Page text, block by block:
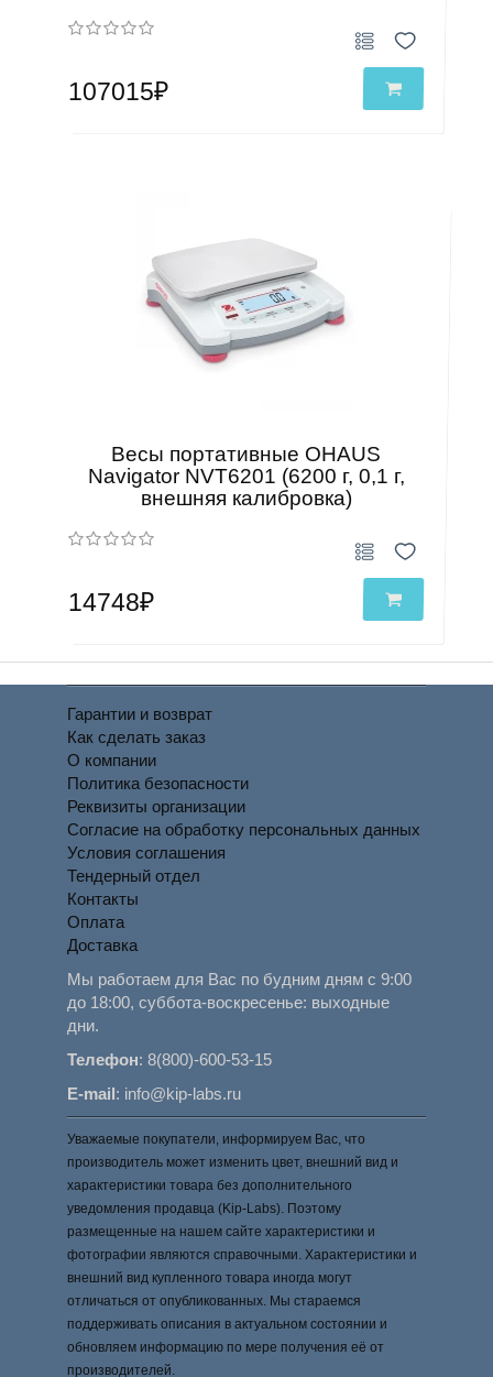
107015₽
Весы портативные OHAUS
Navigator NVT6201 (6200 г, 0,1 г,
внешняя калибровка)
14748₽
Гарантии и возврат
Как сделать заказ
О компании
Политика безопасности
Реквизиты организации
Согласие на обработку персональных данных
Условия соглашения
Тендерный отдел
Контакты
Оплата
Доставка
Мы работаем для Вас по будним дням с 9:00
до 18:00, суббота-воскресенье: выходные
дни.
Телефон:8(800)-600-53-15
E-mail: info@kip-labs.ru
Уважаемые покупатели, информируем Вас, что
производитель может изменить цвет, внешний вид и
характеристики товара без дополнительного
уведомления продавца (Kip-Labs). Поэтому
размещенные на нашем сайте характеристики и
фотографии являются справочными. Характеристики и
внешний вид купленного товара иногда могут
отличаться от опубликованных. Мы стараемся
поддерживать описания в актуальном состоянии и
обновляем информацию по мере получения её от
производителей.